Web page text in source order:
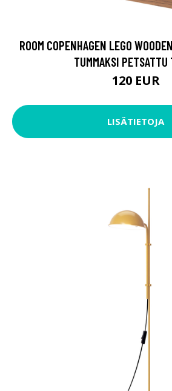
ROOM COPENHAGEN LEGO
TUMMAKSI PETSATTU
120 EUR
LISÄTIETOJA